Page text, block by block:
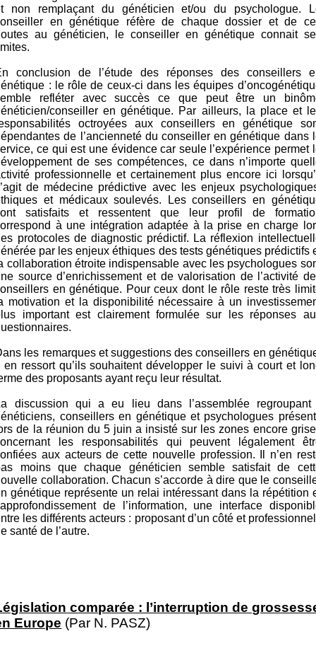
non remplaçant du généticien et/ou du psychologue.
en génétique réfère de chaque dossier et de
au généticien, le conseiller en génétique connait
conclusion de l’étude des réponses des conseillers
: le rôle de ceux-ci dans les équipes
refléter avec succès ce que peut être un
conseiller en génétique. Par ailleurs, la place et
octroyées aux conseillers en génétique
de l’ancienneté du conseiller en génétique dans
ce qui est une évidence car seule l’expérience permet
de ses compétences, ce dans n’importe
professionnelle et certainement plus encore ici
de médecine prédictive avec les enjeux
et médicaux soulevés. Les conseillers en
satisfaits et ressentent que leur profil de
à une intégration adaptée à la prise en charge
protocoles de diagnostic prédictif. La réflexion
par les enjeux éthiques des tests génétiques prédictifs
collaboration étroite indispensable avec les psychologues
source d’enrichissement et de valorisation de l’activité
en génétique. Pour ceux dont le rôle reste très
motivation et la disponibilité nécessaire à un
important est clairement formulée sur les réponses
les remarques et suggestions des conseillers en
en ressort qu’ils souhaitent développer le suivi à court et
des proposants ayant reçu leur résultat.
discussion qui a eu lieu dans l’assemblée
conseillers en génétique et psychologues
de la réunion du 5 juin a insisté sur les zones encore
les responsabilités qui peuvent légalement
aux acteurs de cette nouvelle profession. Il n’en
moins que chaque généticien semble satisfait de
collaboration. Chacun s’accorde à dire que le
génétique représente un relai intéressant dans la répétition
de l’information, une interface
les différents acteurs : proposant d’un côté et
santé de l’autre.
comparée : l’interruption de
Europe (Par N. PASZ)